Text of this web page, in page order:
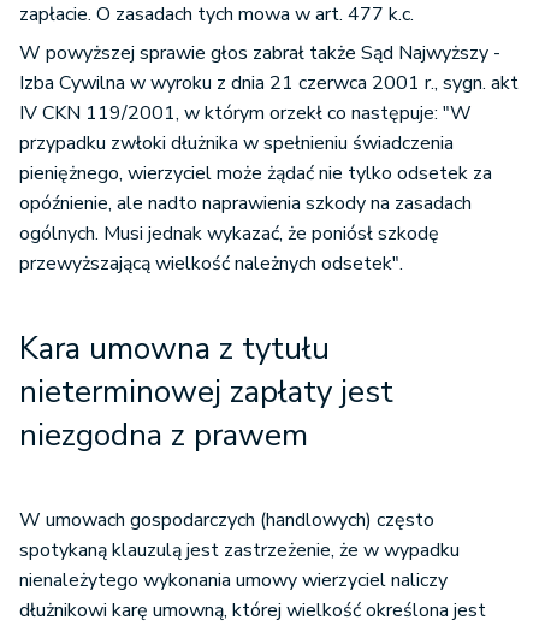
zapłacie. O zasadach tych mowa w art. 477 k.c.
W powyższej sprawie głos zabrał także Sąd Najwyższy -
Izba Cywilna w wyroku z dnia 21 czerwca 2001 r., sygn. akt
IV CKN 119/2001, w którym orzekł co następuje: "W
przypadku zwłoki dłużnika w spełnieniu świadczenia
pieniężnego, wierzyciel może żądać nie tylko odsetek za
opóźnienie, ale nadto naprawienia szkody na zasadach
ogólnych. Musi jednak wykazać, że poniósł szkodę
przewyższającą wielkość należnych odsetek".
Kara umowna z tytułu
nieterminowej zapłaty jest
niezgodna z prawem
W umowach gospodarczych (handlowych) często
spotykaną klauzulą jest zastrzeżenie, że w wypadku
nienależytego wykonania umowy wierzyciel naliczy
dłużnikowi karę umowną, której wielkość określona jest